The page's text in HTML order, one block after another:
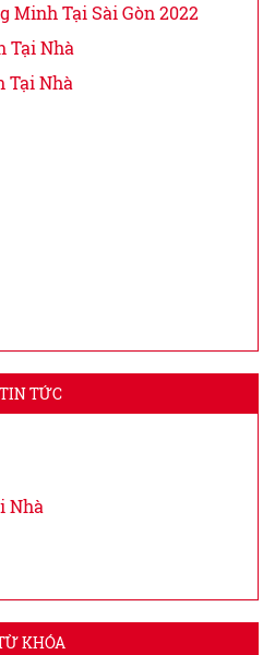
Minh Tại Sài Gòn 2022
Tại Nhà
Tại Nhà
TIN TỨC
Nhà
KHÓA